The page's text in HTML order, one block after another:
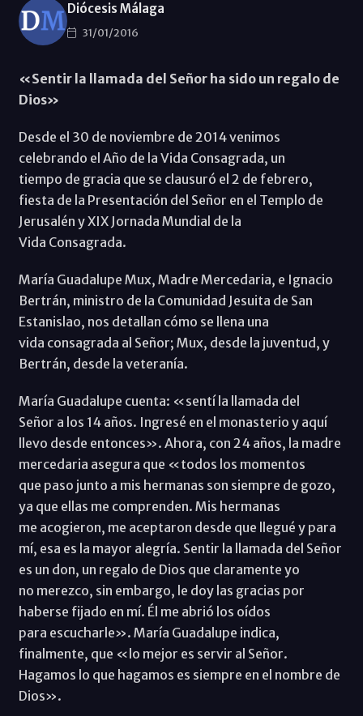
Diócesis Málaga
31/01/2016
«Sentir la llamada del Señor ha sido un regalo de
Dios»
Desde el 30 de noviembre de 2014 venimos
celebrando el Año de la Vida Consagrada, un
tiempo de gracia que se clausuró el 2 de febrero,
fiesta de la Presentación del Señor en el Templo de
Jerusalén y XIX Jornada Mundial de la
Vida Consagrada.
María Guadalupe Mux, Madre Mercedaria, e Ignacio
Bertrán, ministro de la Comunidad Jesuita de San
Estanislao, nos detallan cómo se llena una
vida consagrada al Señor; Mux, desde la juventud, y
Bertrán, desde la veteranía.
María Guadalupe cuenta: «sentí la llamada del
Señor a los 14 años. Ingresé en el monasterio y aquí
llevo desde entonces». Ahora, con 24 años, la madre
mercedaria asegura que «todos los momentos
que paso junto a mis hermanas son siempre de gozo,
ya que ellas me comprenden. Mis hermanas
me acogieron, me aceptaron desde que llegué y para
mí, esa es la mayor alegría. Sentir la llamada del Señor
es un don, un regalo de Dios que claramente yo
no merezco, sin embargo, le doy las gracias por
haberse fijado en mí. Él me abrió los oídos
para escucharle». María Guadalupe indica,
finalmente, que «lo mejor es servir al Señor.
Hagamos lo que hagamos es siempre en el nombre de
Dios».